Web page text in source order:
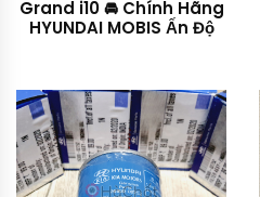
Grand i10 🚘 Chính Hãng
HYUNDAI MOBIS Ấn Độ